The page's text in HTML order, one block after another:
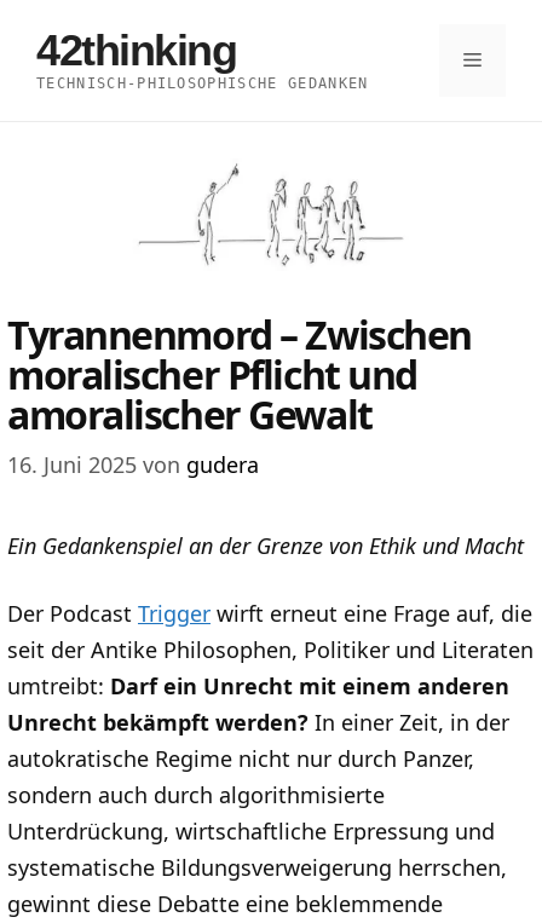
Inhalt
springen
42thinking
TECHNISCH-PHILOSOPHISCHE GEDANKEN
Menü
Tyrannenmord – Zwischen
moralischer Pflicht und
amoralischer Gewalt
16. Juni 2025 von gudera
Ein Gedankenspiel an der Grenze von Ethik und Macht
Der Podcast Trigger wirft erneut eine Frage auf, die
seit der Antike Philosophen, Politiker und Literaten
umtreibt: Darf ein Unrecht mit einem anderen
Unrecht bekämpft werden? In einer Zeit, in der
autokratische Regime nicht nur durch Panzer,
sondern auch durch algorithmisierte
Unterdrückung, wirtschaftliche Erpressung und
systematische Bildungsverweigerung herrschen,
gewinnt diese Debatte eine beklemmende